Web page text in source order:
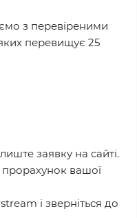
з перевіреними
перевищує 25
заявку на сайті.
вашої
і зверніться до